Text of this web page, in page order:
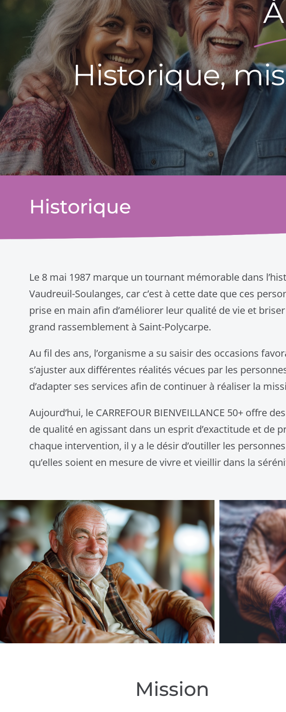
Historique,
Historique
Le 8 mai 1987 marque un tournant mémorable dans
Vaudreuil-Soulanges, car c’est à cette date que ces
prise en main afin d’améliorer leur qualité de vie et
grand rassemblement à Saint-Polycarpe.
Au fil des ans, l’organisme a su saisir des occasions
s’ajuster aux différentes réalités vécues par les
d’adapter ses services afin de continuer à réaliser la
Aujourd’hui, le CARREFOUR BIENVEILLANCE 50+ offre
de qualité en agissant dans un esprit d’exactitude et de
chaque intervention, il y a le désir d’outiller les
qu’elles soient en mesure de vivre et vieillir dans la
Mission